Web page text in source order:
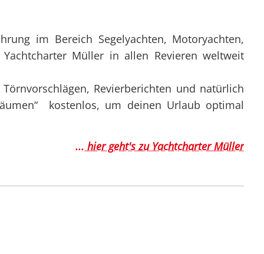
im Bereich Segelyachten, Motoryachten,
Müller in allen Revieren weltweit
Revierberichten und natürlich
kostenlos, um deinen Urlaub optimal
... hier geht's zu Yachtcharter Müller